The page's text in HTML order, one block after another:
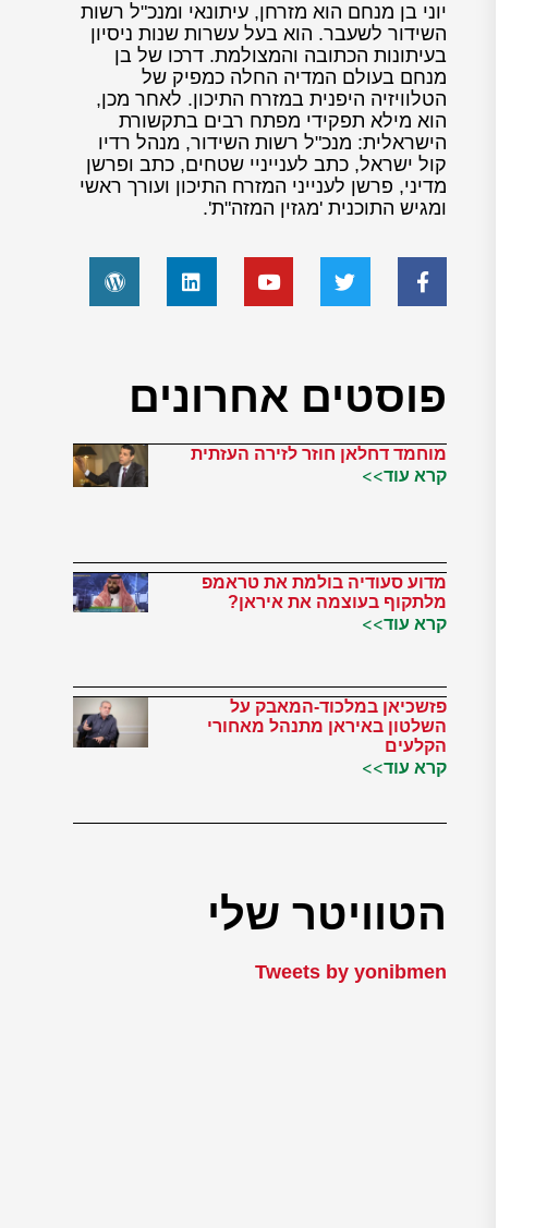
יוני בן מנחם הוא מזרחן, עיתונאי ומנכ"ל רשות
השידור לשעבר. הוא בעל עשרות שנות ניסיון
בעיתונות הכתובה והמצולמת. דרכו של בן
מנחם בעולם המדיה החלה כמפיק של
הטלוויזיה היפנית במזרח התיכון. לאחר מכן,
הוא מילא תפקידי מפתח רבים בתקשורת
הישראלית: מנכ"ל רשות השידור, מנהל רדיו
קול ישראל, כתב לענייניי שטחים, כתב ופרשן
מדיני, פרשן לענייני המזרח התיכון ועורך ראשי
ומגיש התוכנית 'מגזין המזה"ת'.
פוסטים אחרונים
מוחמד דחלאן חוזר לזירה העזתית
קרא עוד>>
מדוע סעודיה בולמת את טראמפ
מלתקוף בעוצמה את איראן?
קרא עוד>>
פזשכיאן במלכוד-המאבק על
השלטון באיראן מתנהל מאחורי
הקלעים
קרא עוד>>
הטוויטר שלי
Tweets by yonibmen